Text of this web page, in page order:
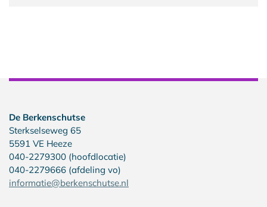
De Berkenschutse
Sterkselseweg 65
5591 VE Heeze
040-2279300 (hoofdlocatie)
040-2279666 (afdeling vo)
informatie@berkenschutse.nl